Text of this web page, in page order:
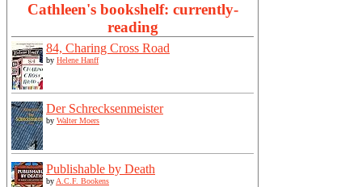
Cathleen's bookshelf: currently-
reading
84, Charing Cross Road
by Helene Hanff
Der Schrecksenmeister
by Walter Moers
Publishable by Death
byA.C.F. Bookens